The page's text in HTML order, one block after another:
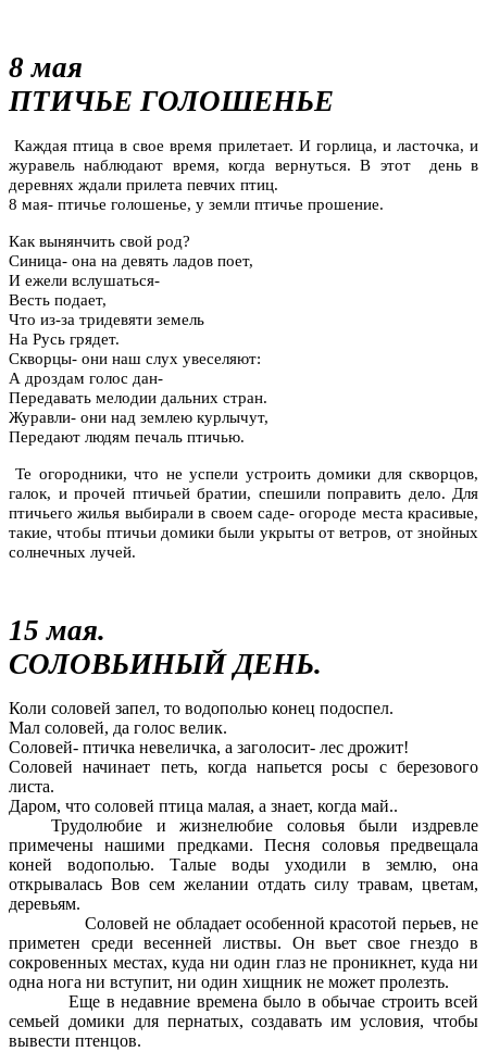
8 мая
ПТИЧЬЕ ГОЛОШЕНЬЕ
Каждая птица в свое время прилетает. И горлица, и ласточка, и
журавель наблюдают время, когда вернуться. В этот день в
деревнях ждали прилета певчих птиц.
8 мая- птичье голошенье, у земли птичье прошение.
Как вынянчить свой род?
Синица- она на девять ладов поет,
И ежели вслушаться-
Весть подает,
Что из-за тридевяти земель
На Русь грядет.
Скворцы- они наш слух увеселяют:
А дроздам голос дан-
Передавать мелодии дальних стран.
Журавли- они над землею курлычут,
Передают людям печаль птичью.
Те огородники, что не успели устроить домики для скворцов,
галок, и прочей птичьей братии, спешили поправить дело. Для
птичьего жилья выбирали в своем саде- огороде места красивые,
такие, чтобы птичьи домики были укрыты от ветров, от знойных
солнечных лучей.
15 мая.
СОЛОВЬИНЫЙ ДЕНЬ.
Коли соловей запел, то водополью конец подоспел.
Мал соловей, да голос велик.
Соловей- птичка невеличка, а заголосит- лес дрожит!
Соловей начинает петь, когда напьется росы с березового
листа.
Даром, что соловей птица малая, а знает, когда май..
Трудолюбие и жизнелюбие соловья были издревле
примечены нашими предками. Песня соловья предвещала
коней водополью. Талые воды уходили в землю, она
открывалась Вов сем желании отдать силу травам, цветам,
деревьям.
Соловей не обладает особенной красотой перьев, не
приметен среди весенней листвы. Он вьет свое гнездо в
сокровенных местах, куда ни один глаз не проникнет, куда ни
одна нога ни вступит, ни один хищник не может пролезть.
Еще в недавние времена было в обычае строить всей
семьей домики для пернатых, создавать им условия, чтобы
вывести птенцов.